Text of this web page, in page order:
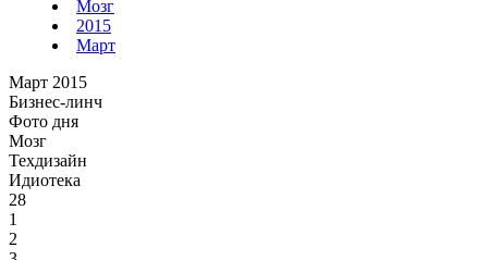
Мозг
2015
Март
Март 2015
Бизнес-линч
Фото дня
Мозг
Техдизайн
Идиотека
28
1
2